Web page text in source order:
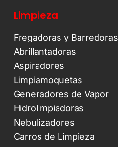
Limpieza
Fregadoras y Barredoras
Abrillantadoras
Aspiradores
Limpiamoquetas
Generadores de Vapor
Hidrolimpiadoras
Nebulizadores
Carros de Limpieza